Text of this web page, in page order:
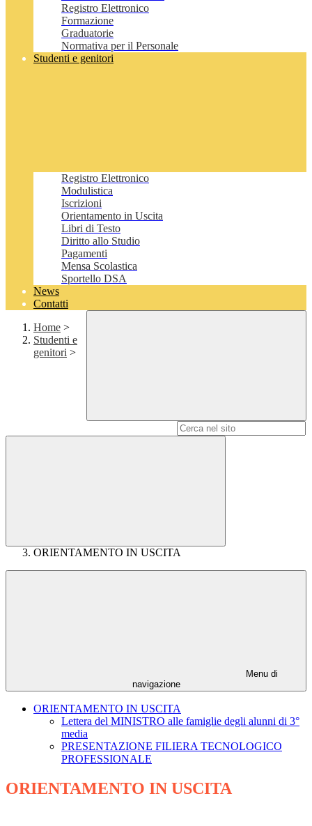
Registro Elettronico
Formazione
Graduatorie
Normativa per il Personale
Studenti e genitori
Registro Elettronico
Modulistica
Iscrizioni
Orientamento in Uscita
Libri di Testo
Diritto allo Studio
Pagamenti
Mensa Scolastica
Sportello DSA
News
Contatti
Home >
Studenti e
genitori >
ORIENTAMENTO IN USCITA
Menu di
navigazione
ORIENTAMENTO IN USCITA
Lettera del MINISTRO alle famiglie degli alunni di 3°
media
PRESENTAZIONE FILIERA TECNOLOGICO
PROFESSIONALE
ORIENTAMENTO IN USCITA